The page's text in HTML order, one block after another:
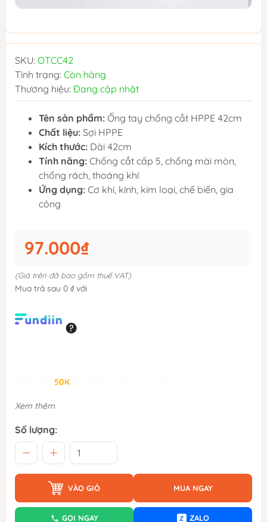
SKU: OTCC42
Tình trạng: Còn hàng
Thương hiệu: Đang cập nhật
Tên sản phẩm: Ống tay chống cắt HPPE 42cm
Chất liệu: Sợi HPPE
Kích thước: Dài 42cm
Tính năng: Chống cắt cấp 5, chống mài mòn,
chống rách, thoáng khí
Ứng dụng: Cơ khí, kính, kim loại, chế biến, gia
công
97.000₫
(Giá trên đã bao gồm thuế VAT)
Mua trả sau 0 ₫ với
50K
Xem thêm
Số lượng:
VÀO GIỎ MUA NGAY
GỌI NGAY Z ZALO